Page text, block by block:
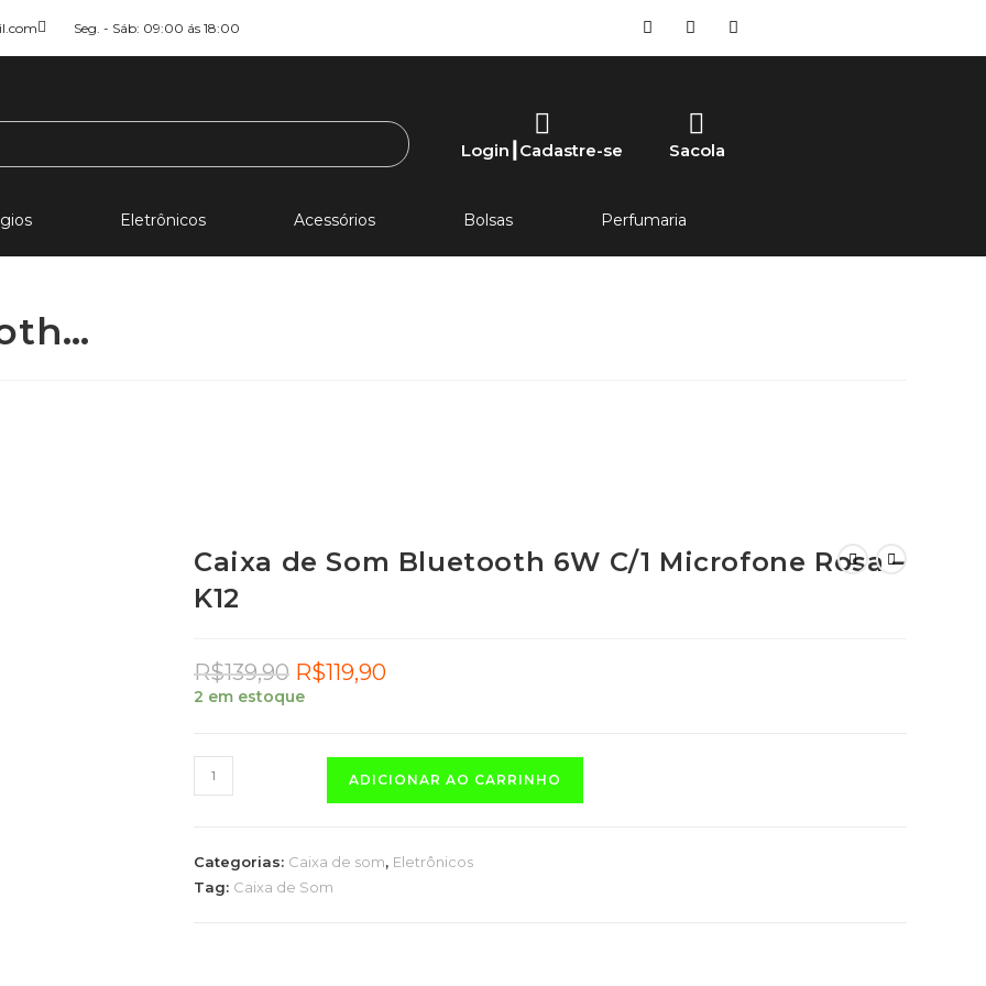
Seg. - Sáb: 09:00 ás 18:00
Login┃Cadastre-se Sacola
Eletrônicos Acessórios Bolsas Perfumaria
Caixa de Som Bluetooth 6W C/1 Microfone Rosa –
K12
R$139,90 R$119,90
2 em estoque
ADICIONAR AO CARRINHO
Categorias: Caixa de som, Eletrônicos
Tag: Caixa de Som